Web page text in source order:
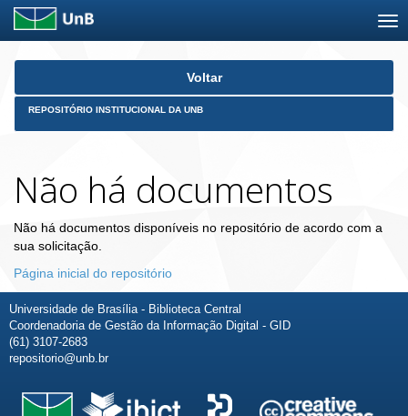
Skip
Voltar
REPOSITÓRIO INSTITUCIONAL DA UNB
Não há documentos
Não há documentos disponíveis no repositório de acordo com a
sua solicitação.
Página inicial do repositório
Universidade de Brasília - Biblioteca Central
Coordenadoria de Gestão da Informação Digital - GID
(61) 3107-2683
repositorio@unb.br